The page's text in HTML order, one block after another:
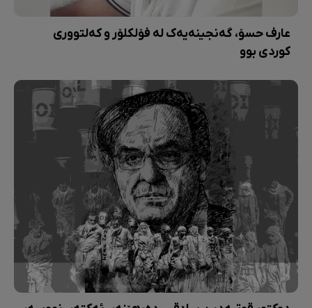
عارف حسۆ، گەنجینەیەک لە فۆلکلۆر و کەلتووری
کوردی بوو